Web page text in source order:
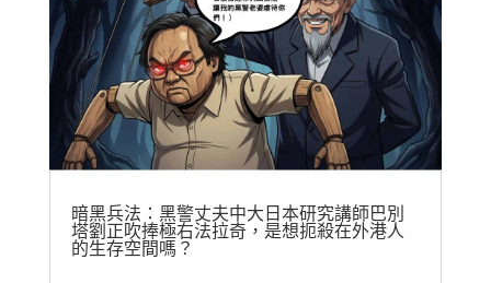
暗黑兵法：黑警丈夫中大日本研究講師巴別
塔劉正吹捧極右法拉奇，是想扼殺在外港人
的生存空間嗎？